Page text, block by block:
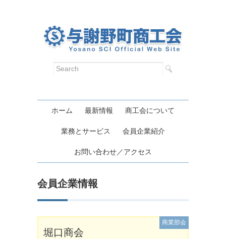
ホーム 最新情報 商工会について
業務とサービス 会員企業紹介
お問い合わせ／アクセス
会員企業情報
商業部会
堀口商会